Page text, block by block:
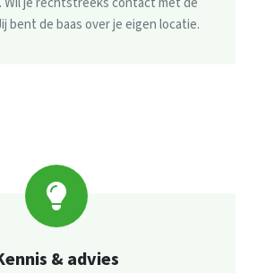
bent de baas over je eigen locatie.
& advies